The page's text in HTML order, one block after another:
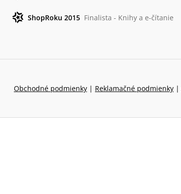
ShopRoku 2015 Finalista - Knihy a e-čítanie
Obchodné podmienky | Reklamačné podmienky |